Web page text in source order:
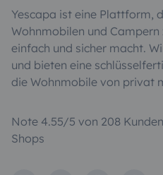
Yescapa ist eine Plattform,
Wohnmobilen und
einfach und sicher macht.
und bieten eine
die Wohnmobile von privat
Note 4.55/5 von 208
Shops